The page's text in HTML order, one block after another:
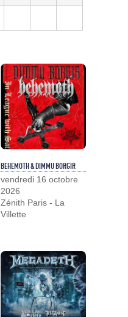
BEHEMOTH & DIMMU BORGIR
vendredi 16 octobre
2026
Zénith Paris - La
Villette